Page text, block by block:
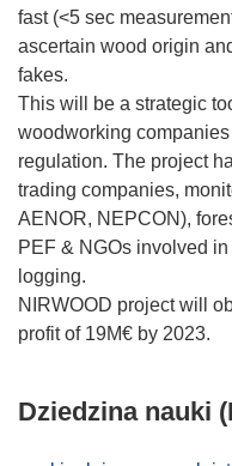
fast (<5 sec
ascertain wood origin
fakes.
This will be a strategic
woodworking
regulation. The project
trading companies,
AENOR, NEPCON),
PEF & NGOs involved
logging.
NIRWOOD project will
Dziedzina nauki